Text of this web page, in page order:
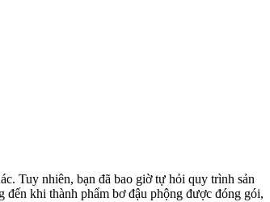
Tuy nhiên, bạn đã bao giờ tự hỏi quy trình sản
đến khi thành phẩm bơ đậu phộng được đóng gói,